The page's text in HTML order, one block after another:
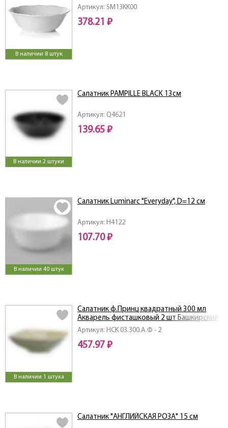
В наличии 8 штук
Артикул: SM13KK00
378.21 ₽
В наличии 2 штуки
Артикул: Q4621
Салатник PAMPILLE BLACK 13см
139.65 ₽
В наличии 40 штук
Артикул: H4122
Салатник Luminarc "Everyday", D=12 см
107.70 ₽
В наличии 1 штука
Артикул: НСК 03.300.А.Ф - 2
Салатник ф.Принц квадратный 300 мл
Акварель фисташковый 2 шт Башкирский
фарфор
457.97 ₽
Салатник "АНГЛИЙСКАЯ РОЗА" 15 см